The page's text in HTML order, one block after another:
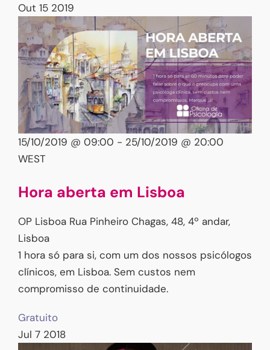
Out 15 2019
15/10/2019 @ 09:00 - 25/10/2019 @ 20:00
WEST
Hora aberta em Lisboa
OP Lisboa Rua Pinheiro Chagas, 48, 4º andar,
Lisboa
1 hora só para si, com um dos nossos psicólogos
clínicos, em Lisboa. Sem custos nem
compromisso de continuidade.
Gratuito
Jul 7 2018